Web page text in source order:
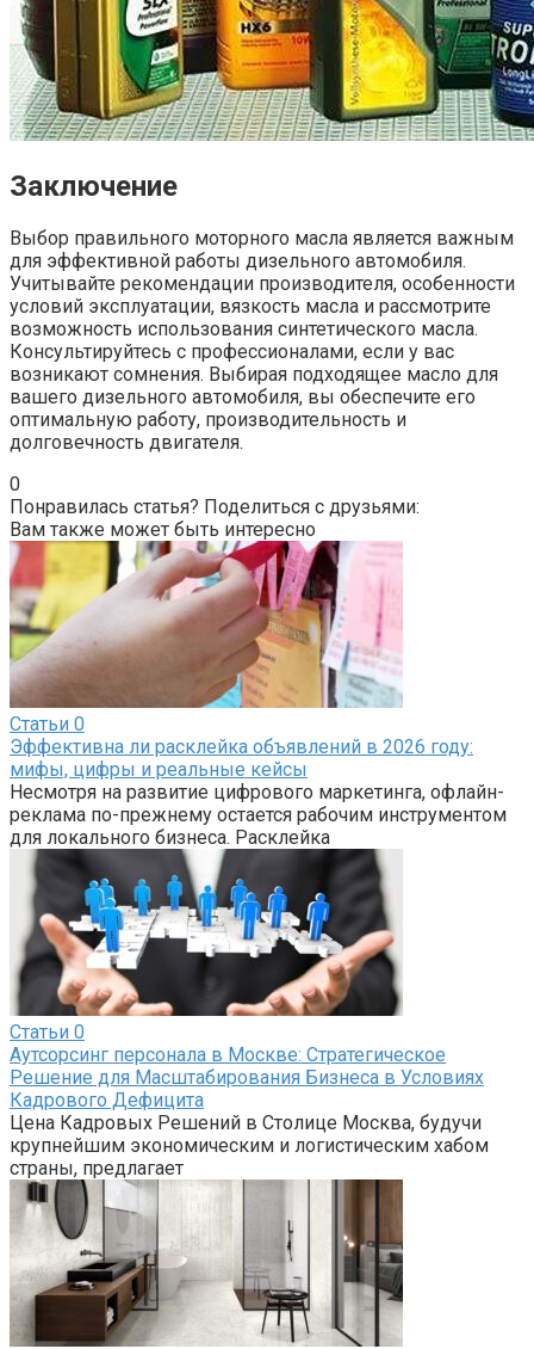
Заключение
Выбор правильного моторного масла является важным
для эффективной работы дизельного автомобиля.
Учитывайте рекомендации производителя, особенности
условий эксплуатации, вязкость масла и рассмотрите
возможность использования синтетического масла.
Консультируйтесь с профессионалами, если у вас
возникают сомнения. Выбирая подходящее масло для
вашего дизельного автомобиля, вы обеспечите его
оптимальную работу, производительность и
долговечность двигателя.
0
Понравилась статья? Поделиться с друзьями:
Вам также может быть интересно
Статьи 0
Эффективна ли расклейка объявлений в 2026 году:
мифы, цифры и реальные кейсы
Несмотря на развитие цифрового маркетинга, офлайн-
реклама по-прежнему остается рабочим инструментом
для локального бизнеса. Расклейка
Статьи 0
Аутсорсинг персонала в Москве: Стратегическое
Решение для Масштабирования Бизнеса в Условиях
Кадрового Дефицита
Цена Кадровых Решений в Столице Москва, будучи
крупнейшим экономическим и логистическим хабом
страны, предлагает